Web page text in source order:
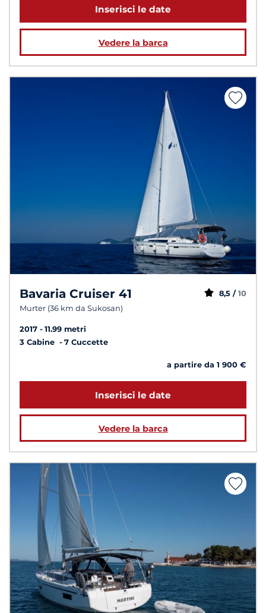
Inserisci le date
Vedere la barca
Bavaria Cruiser 41
Murter (36 km da Sukosan)
8,5 / 10
2017
11.99 metri
3 Cabine
7 Cuccette
a partire da 1 900 €
Inserisci le date
Vedere la barca